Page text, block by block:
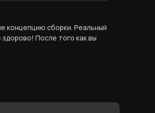
концепцию сборки. Реальный
После того как вы